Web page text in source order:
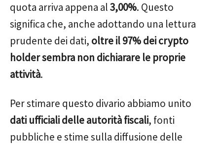
quota arriva appena al3,00%. Questo
significa che, anche adottando una lettura
prudente dei dati, oltre il 97% dei crypto
holder sembra non dichiarare le proprie
attività.
Per stimare questo divario abbiamo unito
dati ufficiali delle autorità fiscali, fonti
pubbliche e stime sulla diffusione delle